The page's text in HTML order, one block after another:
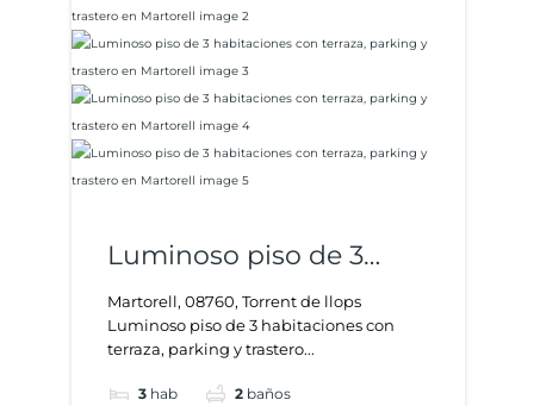
Luminoso piso de 3
habitaciones con
terraza, parking y
trastero en Martorell
Martorell, 08760, Torrent de llops
Luminoso piso de 3 habitaciones con
terraza, parking y trastero...
3 hab 2 baños